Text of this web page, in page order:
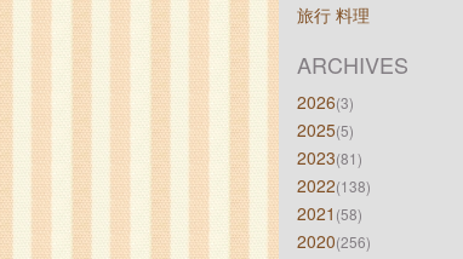
旅行 料理
ARCHIVES
2026(3)
2025(5)
2023(81)
2022(138)
2021 (58)
2020(256)